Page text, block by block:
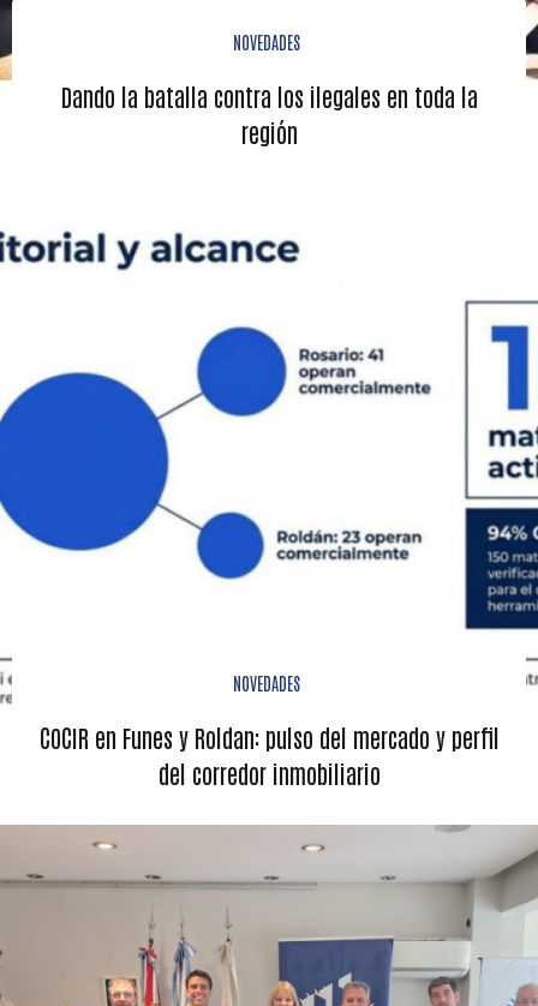
NOVEDADES
Dando la batalla contra los ilegales en toda la
región
NOVEDADES
COCIR en Funes y Roldan: pulso del mercado y perfil
del corredor inmobiliario